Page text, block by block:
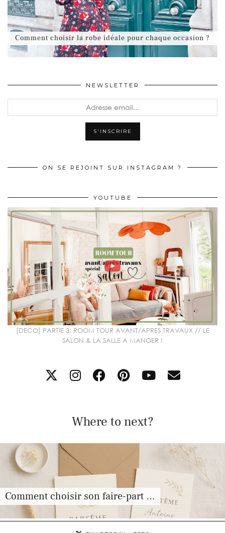
Comment choisir la robe idéale pour chaque occasion ?
NEWSLETTER
ON SE REJOINT SUR INSTAGRAM ?
YOUTUBE
[DECO] PARTIE 3: ROOM TOUR AVANT/APRES TRAVAUX // LE
SALON & LA SALLE A MANGER !
Where to next?
Comment choisir son faire-part …